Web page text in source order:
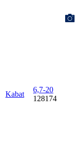
Kabat
6,7-20
128174